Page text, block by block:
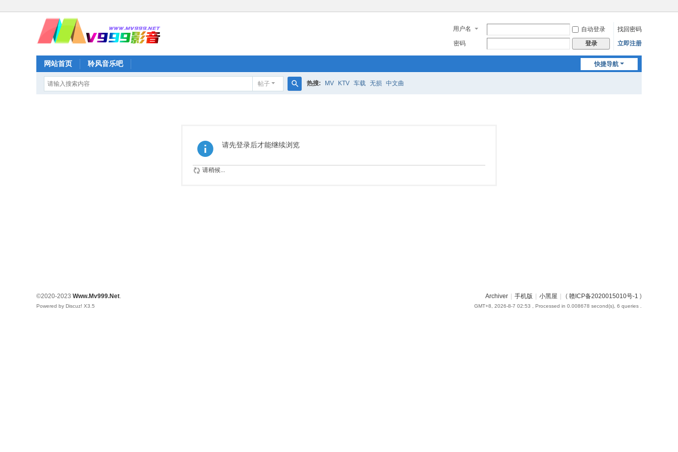
用户名 自动登录
找回密码
密码
登录 立即注册
快捷导航
网站首页 聆风音乐吧
帖子 热搜: MV KTV 车载 无损 中文曲
请先登录后才能继续浏览
请稍候...
Archiver 手机版 小黑屋 ( 赣ICP备2020015010号-1 )
GMT+8, 2026-8-7 02:53 , Processed in 0.008678 second(s), 6 queries .
©2020-2023 Www.Mv999.Net.
Powered by Discuz! X3.5